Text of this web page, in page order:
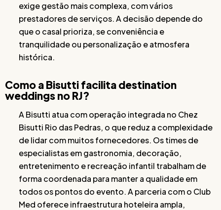
exige gestão mais complexa, com vários
prestadores de serviços. A decisão depende do
que o casal prioriza, se conveniência e
tranquilidade ou personalização e atmosfera
histórica.
Como a Bisutti facilita destination
weddings no RJ?
A Bisutti atua com operação integrada no Chez
Bisutti Rio das Pedras, o que reduz a complexidade
de lidar com muitos fornecedores. Os times de
especialistas em gastronomia, decoração,
entretenimento e recreação infantil trabalham de
forma coordenada para manter a qualidade em
todos os pontos do evento. A parceria com o Club
Med oferece infraestrutura hoteleira ampla,